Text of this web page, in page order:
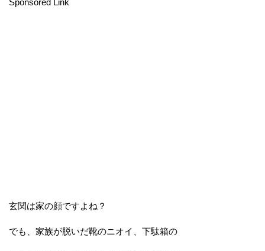
Sponsored Link
玄関は家の顔ですよね？
でも、家族が脱いだ靴のニオイ、下駄箱の